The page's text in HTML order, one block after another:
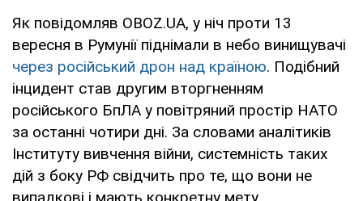
Як повідомляв OBOZ.UA, у ніч проти 13
вересня в Румунії піднімали в небо винищувачі
через російський дрон над країною. Подібний
інцидент став другим вторгненням
російського БпЛА у повітряний простір НАТО
за останні чотири дні. За словами аналітиків
Інституту вивчення війни, системність таких
дій з боку РФ свідчить про те, що вони не
випадкові і мають конкретну мету.